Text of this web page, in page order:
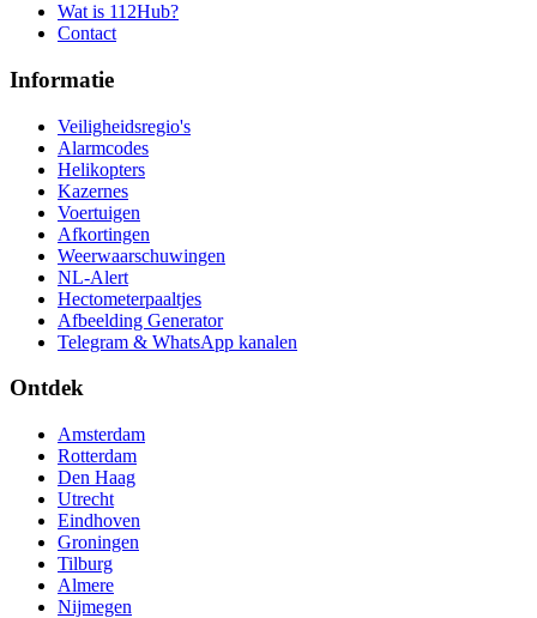
Wat is 112Hub?
Contact
Informatie
Veiligheidsregio's
Alarmcodes
Helikopters
Kazernes
Voertuigen
Afkortingen
Weerwaarschuwingen
NL-Alert
Hectometerpaaltjes
Afbeelding Generator
Telegram & WhatsApp kanalen
Ontdek
Amsterdam
Rotterdam
Den Haag
Utrecht
Eindhoven
Groningen
Tilburg
Almere
Nijmegen